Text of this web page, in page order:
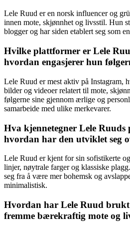
Lele Ruud er en norsk influencer og
innen mote, skjønnhet og livsstil. Hun
blogger og har siden etablert seg som
Hvilke plattformer er Lele
hvordan engasjerer hun
Lele Ruud er mest aktiv på Instagram,
bilder og videoer relatert til mote,
følgerne sine gjennom ærlige og
samarbeide med ulike merkevarer.
Hva kjennetegner Lele Ruuds
hvordan har den utviklet seg
Lele Ruud er kjent for sin sofistikerte
linjer, nøytrale farger og klassiske
seg fra å være mer bohemsk og
minimalistisk.
Hvordan har Lele Ruud
fremme bærekraftig mote og